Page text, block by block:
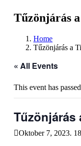
Tűzönjárás
Home
Tűzönjárás a
« All Events
This event has
Tűzönjárás
Oktober 7, 2023.